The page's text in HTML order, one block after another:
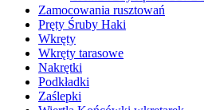
Zamocowania rusztowań
Pręty Śruby Haki
Wkręty
Wkręty tarasowe
Nakrętki
Podkładki
Zaślepki